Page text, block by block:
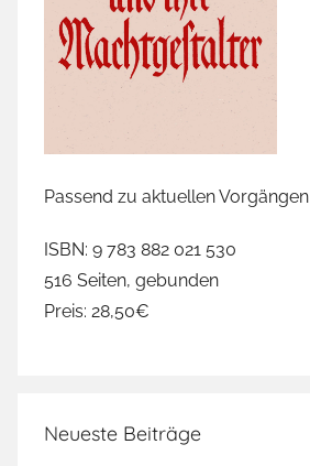
Passend zu aktuellen Vorgängen
ISBN: 9 783 882 021 530
516 Seiten, gebunden
Preis: 28,50€
Neueste Beiträge